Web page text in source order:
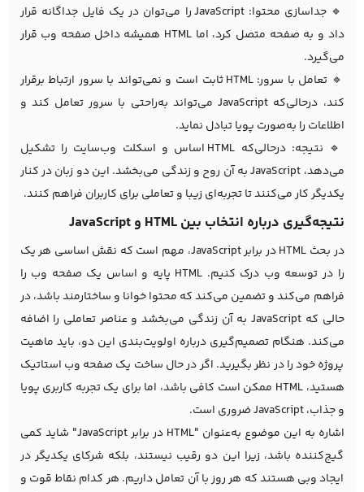
🔹 جداسازی محتوا: JavaScript را می‌توان در یک فایل جداگانه قرار
داد و به صفحه متصل کرد، اما HTML همیشه داخل صفحه وب قرار
می‌گیرد.
🔹 تعامل با سرور: HTML ثابت است و نمی‌تواند با سرور ارتباط برقرار
کند، درحالی‌که JavaScript می‌تواند به‌راحتی با سرور تعامل کند و
اطلاعات را به‌صورت پویا تبادل نماید.
🔹 نتیجه: درحالی‌که HTML اساس و اسکلت وب‌سایت را تشکیل
می‌دهد، JavaScript به آن روح و زندگی می‌بخشد. این دو زبان در کنار
یکدیگر کار می‌کنند تا تجربه‌ای زیبا و تعاملی برای کاربران فراهم کنند.
نتیجه‌گیری درباره انتخاب بین HTML و JavaScript
در بحث HTML در برابر JavaScript، مهم است که نقش اساسی هر یک
را در توسعه وب درک کنیم. HTML پایه و اساس یک صفحه وب را
فراهم می‌کند و تضمین می‌کند که محتوا خوانا و ساختارمند باشد، در
حالی که JavaScript به آن زندگی می‌بخشد و عناصر تعاملی را اضافه
می‌کند. هنگام تصمیم‌گیری درباره اولویت‌بندی این دو، باید ماهیت
پروژه خود را در نظر بگیرید. اگر در حال ساخت یک صفحه وب استاتیک
هستید، HTML ممکن است کافی باشد، اما برای یک تجربه کاربری پویا
و جذاب، JavaScript ضروری است.
اشاره به این موضوع به‌عنوان "HTML در برابر JavaScript" شاید کمی
گیج‌کننده باشد، زیرا این دو رقیب نیستند، بلکه شرکای یکدیگر در
ایجاد وبی هستند که هر روز با آن تعامل داریم. هر کدام نقاط قوت و